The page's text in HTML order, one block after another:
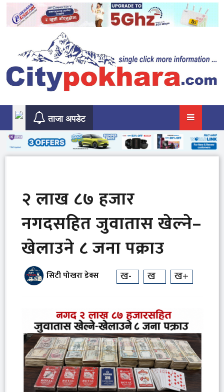
Skip
content
ताजा अपडेट
२ लाख ८७ हजार
नगदसहित जुवातास खेल्ने–
खेलाउने ८ जना पक्राउ
सिटी पोखरा डेक्स ख- ख ख+